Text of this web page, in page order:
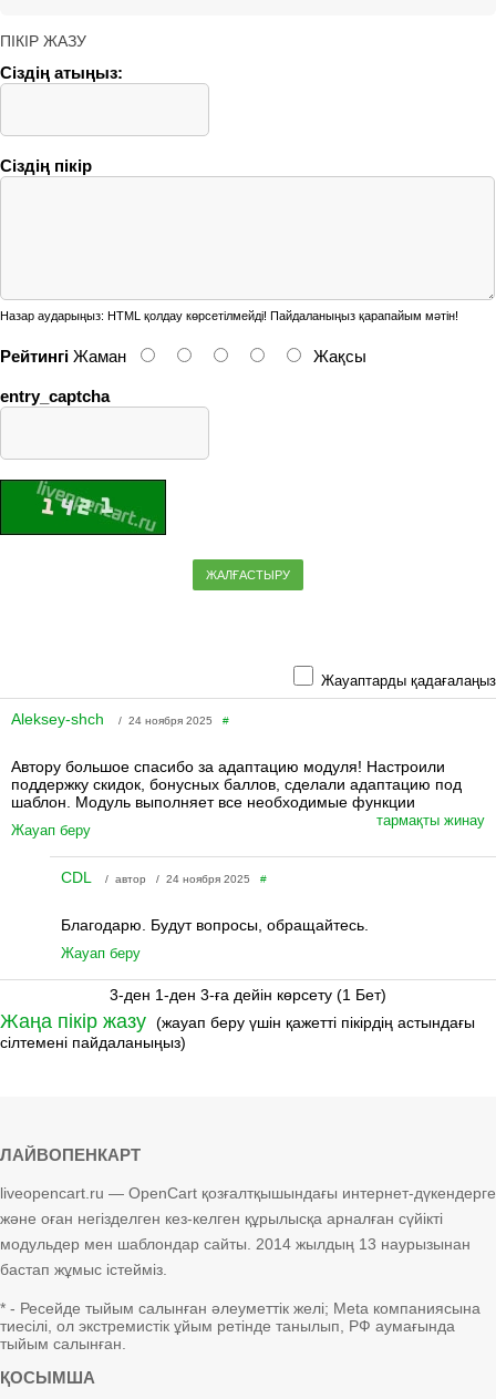
ПІКІР ЖАЗУ
Сіздің атыңыз:
Сіздің пікір
Назар аударыңыз: HTML қолдау көрсетілмейді! Пайдаланыңыз қарапайым мәтін!
Рейтингі Жаман Жақсы
entry_captcha
ЖАЛҒАСТЫРУ
Жауаптарды қадағалаңыз
Aleksey-shch / 24 ноября 2025 #
Автору большое спасибо за адаптацию модуля! Настроили
поддержку скидок, бонусных баллов, сделали адаптацию под
шаблон. Модуль выполняет все необходимые функции
Жауап беру
тармақты жинау
CDL / автор / 24 ноября 2025 #
Благодарю. Будут вопросы, обращайтесь.
Жауап беру
3-ден 1-ден 3-ға дейін көрсету (1 Бет)
Жаңа пікір жазу (жауап беру үшін қажетті пікірдің астындағы
сілтемені пайдаланыңыз)
ЛАЙВОПЕНКАРТ
liveopencart.ru — OpenCart қозғалтқышындағы интернет-дүкендерге
және оған негізделген кез-келген құрылысқа арналған сүйікті
модульдер мен шаблондар сайты. 2014 жылдың 13 наурызынан
бастап жұмыс істейміз.
* - Ресейде тыйым салынған әлеуметтік желі; Meta компаниясына
тиесілі, ол экстремистік ұйым ретінде танылып, РФ аумағында
тыйым салынған.
ҚОСЫМША